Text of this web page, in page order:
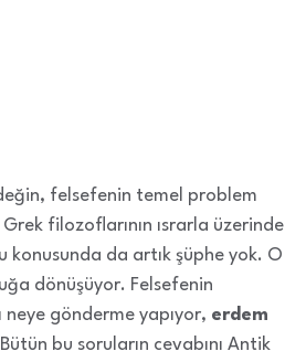
felsefenin temel problem
filozoflarının ısrarla üzerinde
da artık şüphe yok. O
dönüşüyor. Felsefenin
neye gönderme yapıyor, erdem
bu soruların cevabını Antik